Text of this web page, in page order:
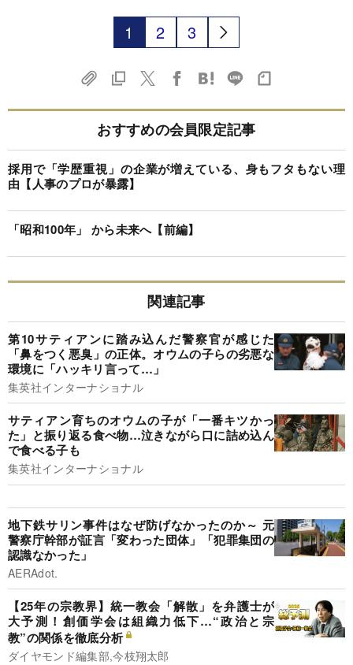
1 2 3
おすすめの会員限定記事
採用で「学歴重視」の企業が増えている、身もフタもない理
由【人事のプロが暴露】
「昭和100年」 から未来へ【前編】
関連記事
第10サティアンに踏み込んだ警察官が感じた
「鼻をつく悪臭」の正体。オウムの子らの劣悪な
環境に「ハッキリ言って…」
集英社インターナショナル
サティアン育ちのオウムの子が「一番キツかっ
た」と振り返る食べ物…泣きながら口に詰め込ん
で食べる子も
集英社インターナショナル
地下鉄サリン事件はなぜ防げなかったのか～ 元
警察庁幹部が証言「変わった団体」「犯罪集団の
認識なかった」
AERAdot.
【25年の宗教界】統一教会「解散」を弁護士が
大予測！創価学会は組織力低下…“政治と宗
教”の関係を徹底分析
ダイヤモンド編集部,今枝翔太郎